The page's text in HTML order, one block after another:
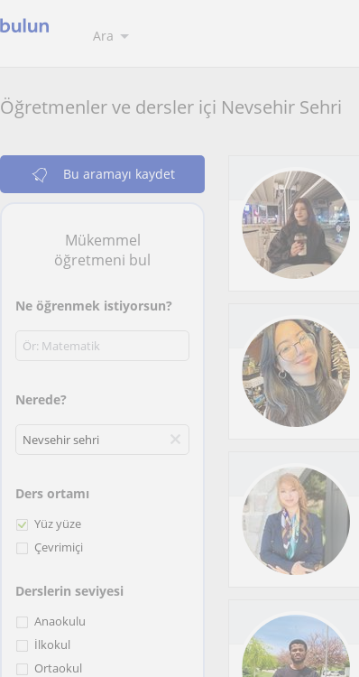
Ara
Öğretmenler ve dersler içi Nevsehir Sehri
Bu aramayı kaydet
Mükemmel
öğretmeni bul
Ne öğrenmek istiyorsun?
Nerede?
Ders ortamı
Yüz yüze
Çevrimiçi
Derslerin seviyesi
Anaokulu
İlkokul
Ortaokul